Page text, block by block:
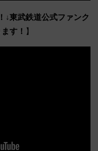
↓東武鉄道公式ファンク
す！ 】